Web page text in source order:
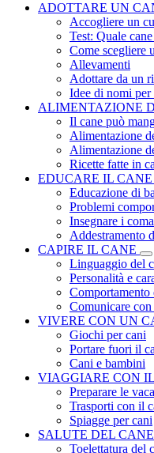
ADOTTARE UN
Accogliere un
Test: Quale
Come scegliere
Allevamenti
Adottare da un
Idee di nomi per
ALIMENTAZIONE
Il cane può
Alimentazione
Alimentazione
Ricette fatte in
EDUCARE IL CANE
Educazione di
Problemi
Insegnare i
Addestramento
CAPIRE IL CANE
Linguaggio del
Personalità e
Comportamento
Comunicare
VIVERE CON UN
Giochi per cani
Portare fuori il
Cani e bambini
VIAGGIARE CON
Preparare le
Trasporti con il
Spiagge per cani
SALUTE DEL CANE
Toelettatura del